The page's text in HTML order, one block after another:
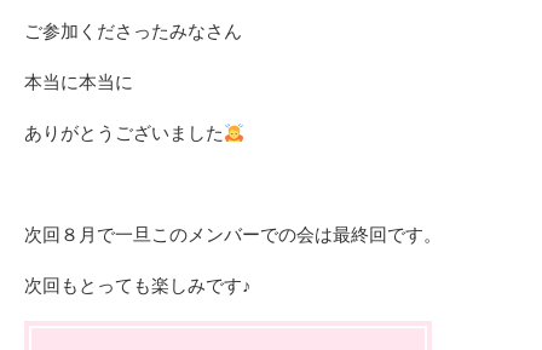
ご参加くださったみなさん
本当に本当に
ありがとうございました
次回８月で一旦このメンバーでの会は最終回です。
次回もとっても楽しみです♪